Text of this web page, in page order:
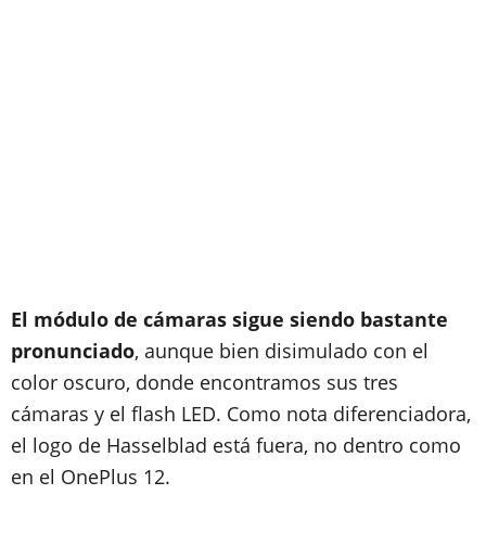
El módulo de cámaras sigue siendo bastante
pronunciado, aunque bien disimulado con el
color oscuro, donde encontramos sus tres
cámaras y el flash LED. Como nota diferenciadora,
el logo de Hasselblad está fuera, no dentro como
en el OnePlus 12.